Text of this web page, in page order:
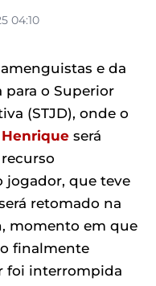
04:10
e da
para o Superior
(STJD), onde o
será
jogador, que teve
retomado na
momento em que
finalmente
foi interrompida